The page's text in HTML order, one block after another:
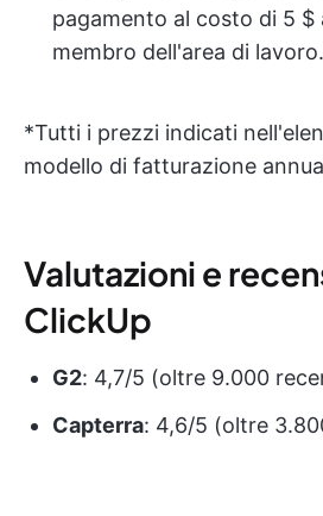
pagamento al costo di 5 $
membro dell'area di lavoro.
*Tutti i prezzi indicati
modello di fatturazione
Valutazioni e
ClickUp
G2: 4,7/5 (oltre 9.000
Capterra: 4,6/5 (oltre